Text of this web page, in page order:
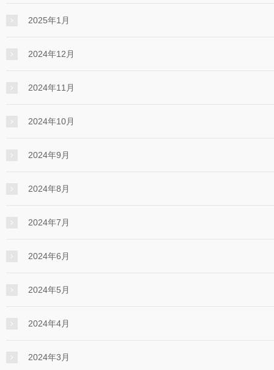
2025年1月
2024年12月
2024年11月
2024年10月
2024年9月
2024年8月
2024年7月
2024年6月
2024年5月
2024年4月
2024年3月